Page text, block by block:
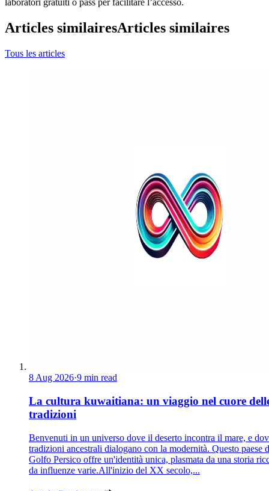
laboratori gratuiti o pass per facilitare l’accesso.
Articles similairesArticles similaires
Tous les articles
8 Aug 2026·9 min read
La cultura kuwaitiana: un viaggio nel cuore
tradizioni
Benvenuti in un universo dove il deserto incontra il mare, e
tradizioni ancestrali dialogano con la modernità. Questo paese
Golfo Persico offre un'identità unica, plasmata da una storia
da influenze varie.All'inizio del XX secolo,...